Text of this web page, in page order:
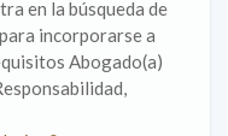
en la búsqueda de
incorporarse a
Abogado(a)